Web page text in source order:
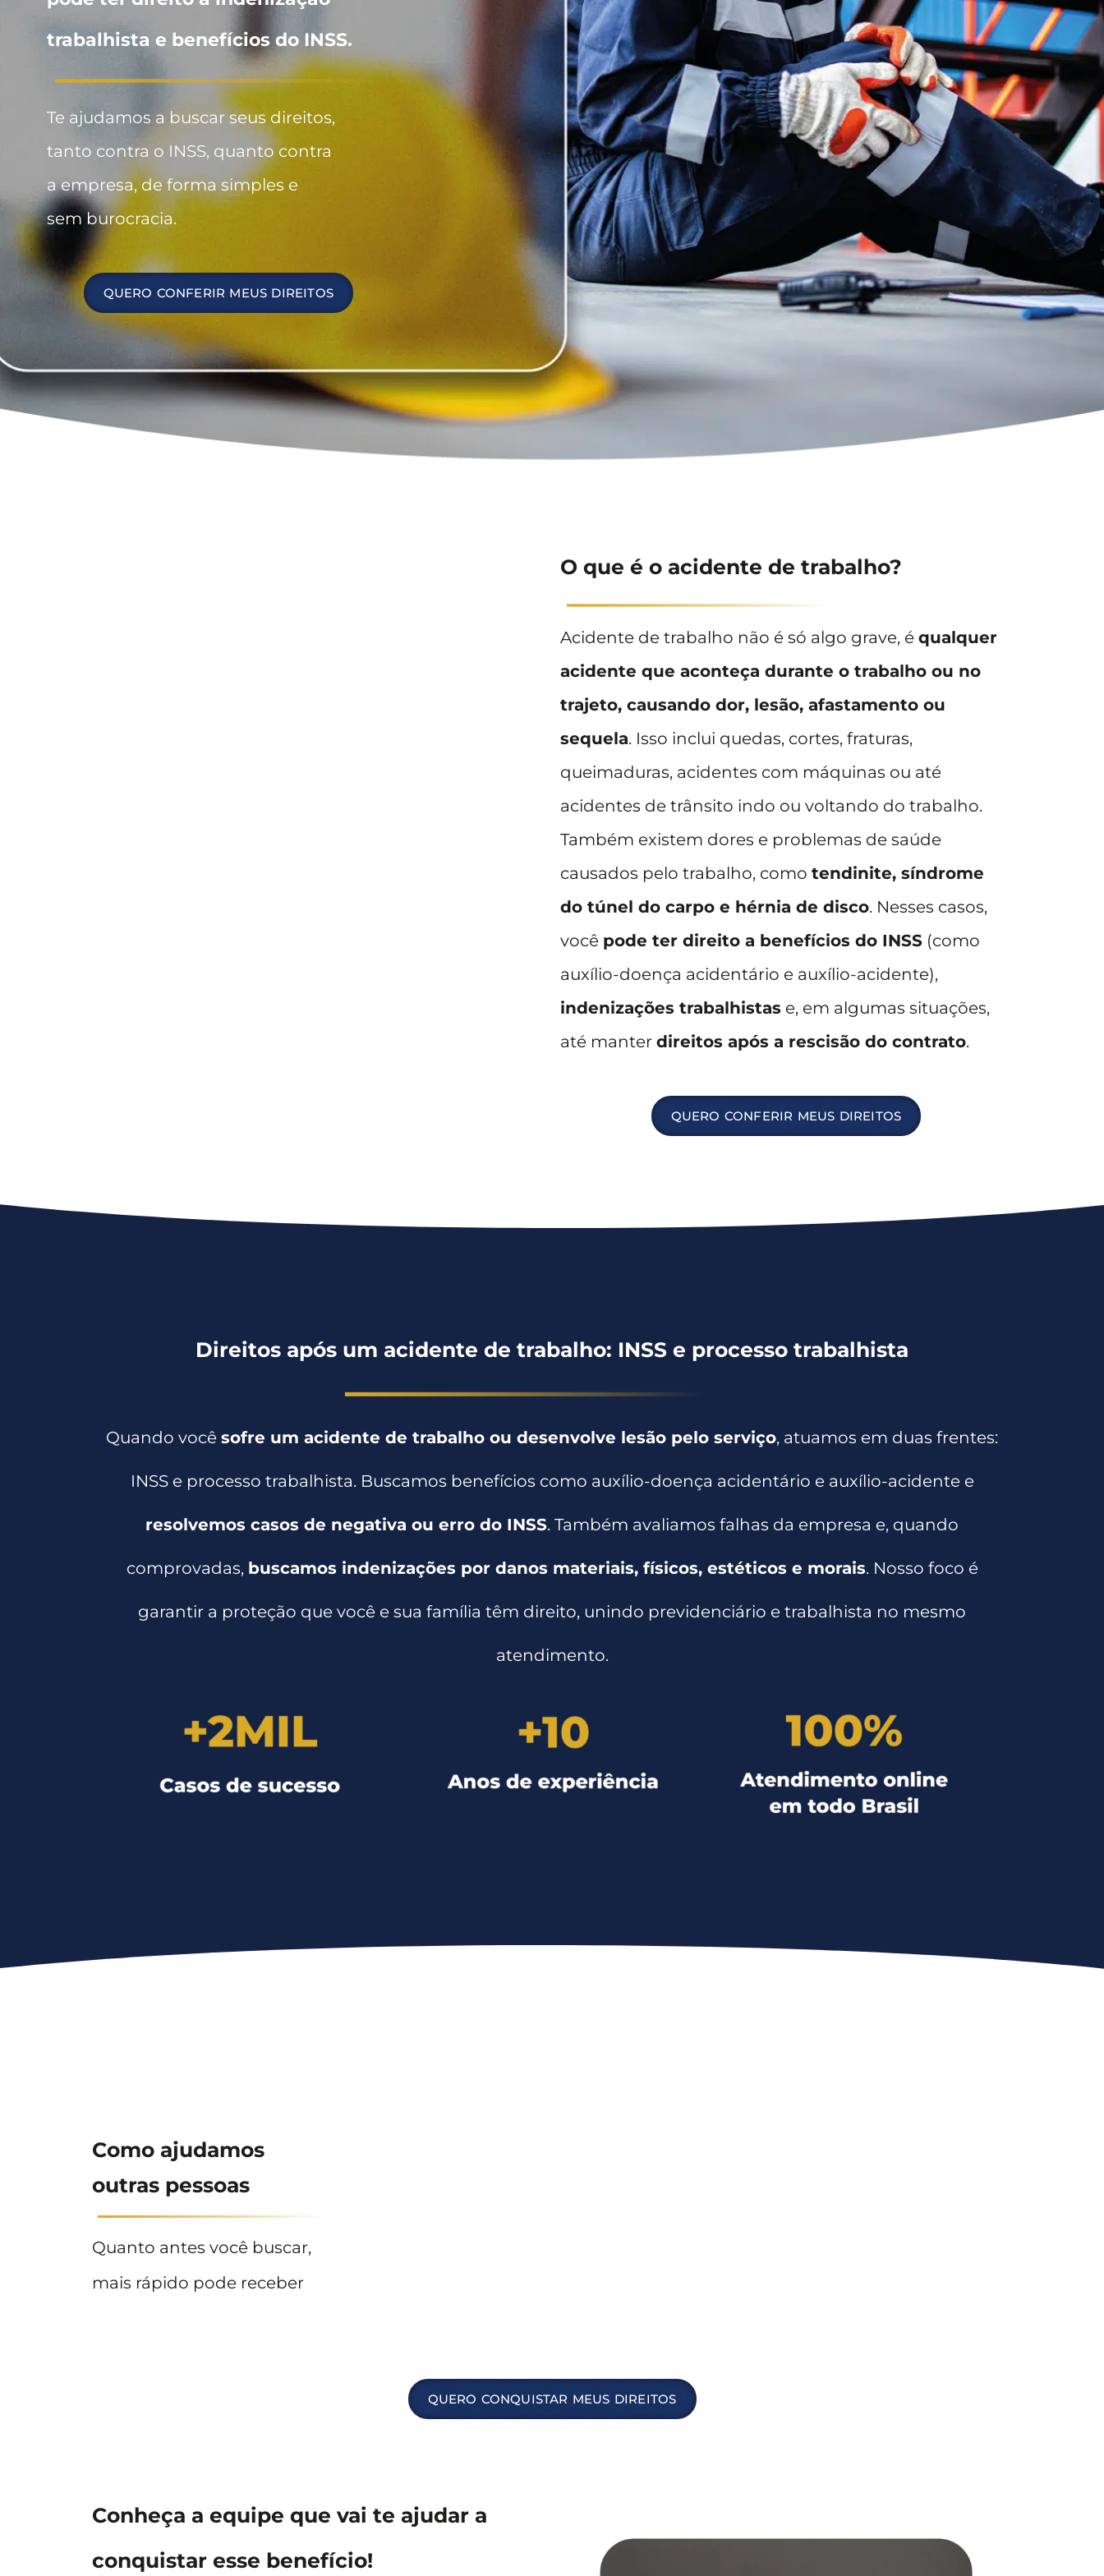
trabalhista e benefícios do INSS.
Te ajudamos a buscar seus direitos,
tanto contra o INSS, quanto contra
a empresa, de forma simples e
sem burocracia.
QUERO CONFERIR MEUS DIREITOS
O que é o acidente de trabalho?
Acidente de trabalho não é só algo grave, é qualquer
acidente que aconteça durante o trabalho ou no
trajeto, causando dor, lesão, afastamento ou
sequela. Isso inclui quedas, cortes, fraturas,
queimaduras, acidentes com máquinas ou até
acidentes de trânsito indo ou voltando do trabalho.
Também existem dores e problemas de saúde
causados pelo trabalho, como tendinite, síndrome
do túnel do carpo e hérnia de disco. Nesses casos,
você pode ter direito a benefícios do INSS (como
auxílio-doença acidentário e auxílio-acidente),
indenizações trabalhistas e, em algumas situações,
até manter direitos após a rescisão do contrato.
QUERO CONFERIR MEUS DIREITOS
Direitos após um acidente de trabalho: INSS e processo trabalhista
Quando você sofre um acidente de trabalho ou desenvolve lesão pelo serviço, atuamos em duas frentes:
INSS e processo trabalhista. Buscamos benefícios como auxílio-doença acidentário e auxílio-acidente e
resolvemos casos de negativa ou erro do INSS. Também avaliamos falhas da empresa e, quando
comprovadas, buscamos indenizações por danos materiais, físicos, estéticos e morais. Nosso foco é
garantir a proteção que você e sua família têm direito, unindo previdenciário e trabalhista no mesmo
atendimento.
Como ajudamos
outras pessoas
Quanto antes você buscar,
mais rápido pode receber
QUERO CONQUISTAR MEUS DIREITOS
Conheça a equipe que vai te ajudar a
conquistar esse benefício!